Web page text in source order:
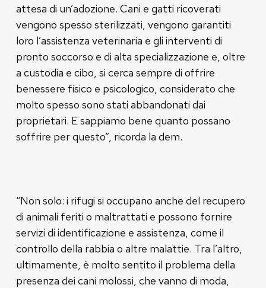
attesa di un’adozione. Cani e gatti ricoverati
vengono spesso sterilizzati, vengono garantiti
loro l’assistenza veterinaria e gli interventi di
pronto soccorso e di alta specializzazione e, oltre
a custodia e cibo, si cerca sempre di offrire
benessere fisico e psicologico, considerato che
molto spesso sono stati abbandonati dai
proprietari. E sappiamo bene quanto possano
soffrire per questo”, ricorda la dem.
“Non solo: i rifugi si occupano anche del recupero
di animali feriti o maltrattati e possono fornire
servizi di identificazione e assistenza, come il
controllo della rabbia o altre malattie. Tra l’altro,
ultimamente, è molto sentito il problema della
presenza dei cani molossi, che vanno di moda,